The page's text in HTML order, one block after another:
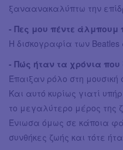
ξαναανακαλύπτω την
- Πες μου πέντε άλμπουμ
Η δισκογραφία των Beatles
- Πώς ήταν τα χρόνια
Έπαιξαν ρόλο στη
Και αυτό κυρίως γιατί
το μεγαλύτερο μέρος της
Ένιωσα όμως σε κάποια
συνθήκες ζωής και τότε